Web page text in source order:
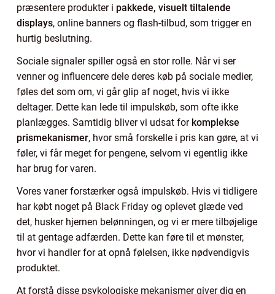
præsentere produkter i pakkede, visuelt tiltalende
displays, online banners og flash-tilbud, som trigger en
hurtig beslutning.
Sociale signaler spiller også en stor rolle. Når vi ser
venner og influencere dele deres køb på sociale medier,
føles det som om, vi går glip af noget, hvis vi ikke
deltager. Dette kan lede til impulskøb, som ofte ikke
planlægges. Samtidig bliver vi udsat for komplekse
prismekanismer, hvor små forskelle i pris kan gøre, at vi
føler, vi får meget for pengene, selvom vi egentlig ikke
har brug for varen.
Vores vaner forstærker også impulskøb. Hvis vi tidligere
har købt noget på Black Friday og oplevet glæde ved
det, husker hjernen belønningen, og vi er mere tilbøjelige
til at gentage adfærden. Dette kan føre til et mønster,
hvor vi handler for at opnå følelsen, ikke nødvendigvis
produktet.
At forstå disse psykologiske mekanismer giver dig en